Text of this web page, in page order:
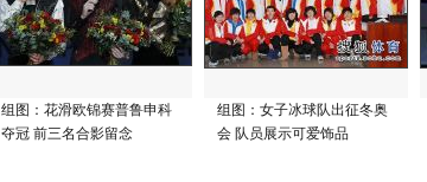
组图：花滑欧锦赛普鲁申科
夺冠 前三名合影留念
组图：女子冰球队出征冬奥
会 队员展示可爱饰品